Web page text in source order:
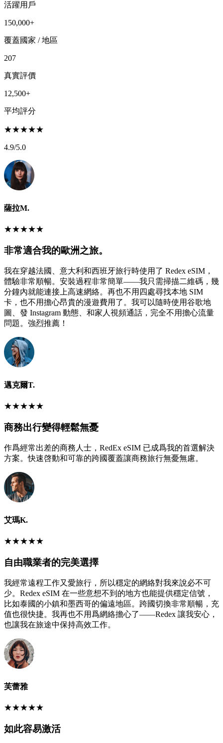
活躍用戶
150,000+
覆蓋國家 / 地區
207
真實評價
12,500+
平均評分
★★★★★
4.9/5.0
薩拉M.
★★★★★
非常適合我的歐洲之旅。
我在穿越法國、意大利和西班牙旅行時使用了 Redex eSIM，
體驗非常順暢。安裝過程非常簡單——我只需掃描二維碼，幾
分鐘內就能連接上高速網絡。再也不用四處尋找本地 SIM
卡，也不用擔心昂貴的漫遊費用了。我可以隨時使用谷歌地
圖、發 Instagram 動態、和家人視頻通話，完全不用擔心流量
問題。強烈推薦！
邁克爾T.
★★★★★
商務出行變得輕鬆無憂
作爲經常出差的商務人士，RedEx eSIM 已成爲我的首選解決
方案。快速啓動和可靠的跨國覆蓋讓商務旅行無憂無慮。
艾瑪K.
★★★★★
自由職業者的完美選擇
我經常遠程工作又愛旅行，所以穩定的網絡對我來說必不可
少。Redex eSIM 在一些意想不到的地方也能提供穩定信號，
比如泰國的小鎮和墨西哥的偏遠地區。跨國切換非常順暢，充
值也很快捷。我再也不用爲網絡擔心了——Redex 讓我安心，
也讓我在旅途中保持高效工作。
芙蕾雅
★★★★★
如此容易激活